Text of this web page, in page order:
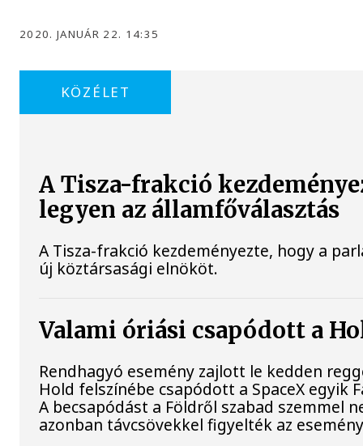
2020. JANUÁR 22. 14:35
KÖZÉLET
A Tisza-frakció
legyen az államfőválasztás
A Tisza-frakció kezdeményezte, hogy a
új köztársasági elnököt.
Valami óriási csapódott a
Rendhagyó esemény zajlott le kedden
Hold felszínébe csapódott a SpaceX egyik
A becsapódást a Földről szabad szemmel
azonban távcsövekkel figyelték az